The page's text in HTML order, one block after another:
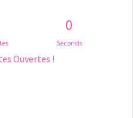
0
Seconds
Ouvertes !